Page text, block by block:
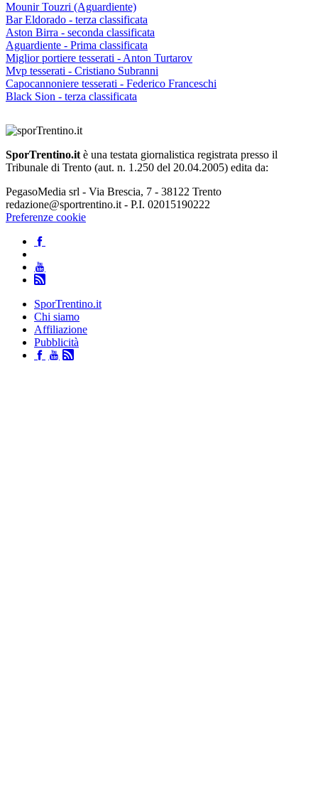
Mounir Touzri (Aguardiente)
Bar Eldorado - terza classificata
Aston Birra - seconda classificata
Aguardiente - Prima classificata
Miglior portiere tesserati - Anton Turtarov
Mvp tesserati - Cristiano Subranni
Capocannoniere tesserati - Federico Franceschi
Black Sion - terza classificata
SporTrentino.it è una testata giornalistica registrata presso il
Tribunale di Trento (aut. n. 1.250 del 20.04.2005) edita da:
PegasoMedia srl - Via Brescia, 7 - 38122 Trento
redazione@sportrentino.it - P.I. 02015190222
Preferenze cookie
SporTrentino.it
Chi siamo
Affiliazione
Pubblicità